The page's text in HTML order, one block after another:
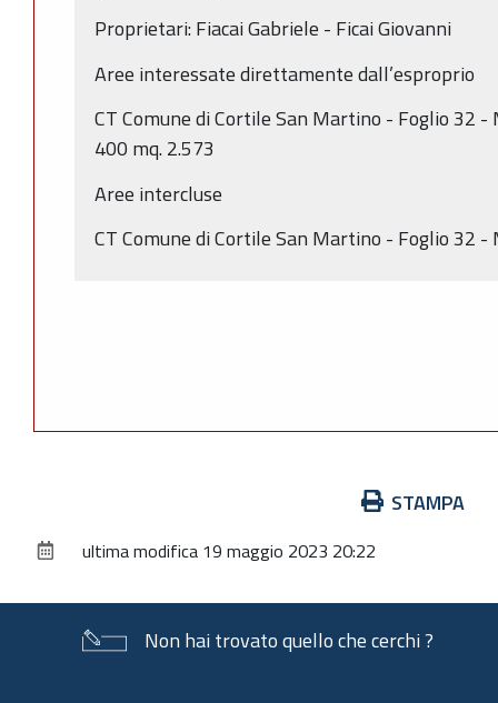
Proprietari: Fiacai Gabriele - Ficai Giovanni
Aree interessate direttamente dall’esproprio
CT Comune di Cortile San Martino - Foglio 32
400 mq. 2.573
Aree intercluse
CT Comune di Cortile San Martino - Foglio 32
documento
STAMPA
ultima modifica 19 maggio 2023 20:22
Non hai trovato quello che cerchi ?